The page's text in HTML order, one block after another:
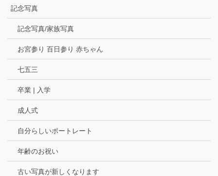
記念写真
記念写真/家族写真
お宮参り 百日参り 赤ちゃん
七五三
卒業 | 入学
成人式
自分らしいポートレート
年齢のお祝い
古い写真が新しくなります